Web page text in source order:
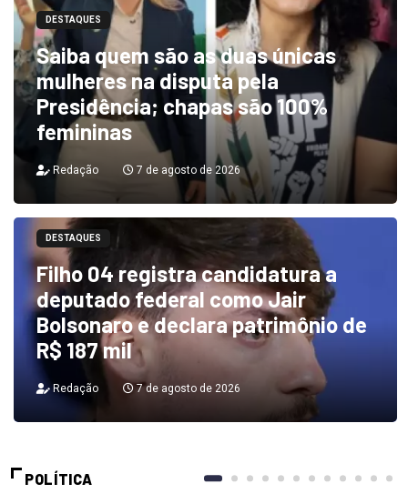
DESTAQUES
Saiba quem são as duas únicas
mulheres na disputa pela
Presidência; chapas são 100%
femininas
Redação 7 de agosto de 2026
DESTAQUES
Filho 04 registra candidatura a
deputado federal como Jair
Bolsonaro e declara patrimônio de
R$ 187 mil
Redação 7 de agosto de 2026
POLÍTICA